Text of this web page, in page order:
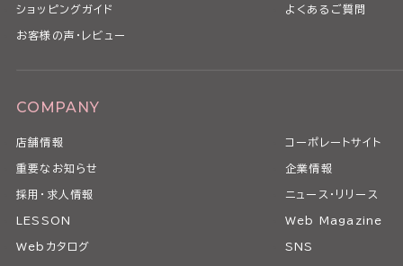
ショッピングガイド よくあるご質問
お客様の声・レビュー
COMPANY
店舗情報 コーポレートサイト
重要なお知らせ 企業情報
採用・求人情報 ニュース・リリース
LESSON Web Magazine
Webカタログ SNS